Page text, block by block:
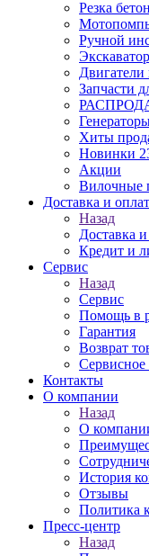
Резка
Ручной
Запчасти
Хиты
Новинки
Акции
Вилочные
Доставка и
Назад
Доставка
Кредит и
Сервис
Назад
Сервис
Помощь в
Гарантия
Возврат
Контакты
О компании
Назад
О
История
Отзывы
Политика
Пресс-центр
Назад